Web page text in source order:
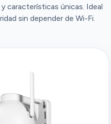
características únicas. Ideal
sin depender de Wi-Fi.